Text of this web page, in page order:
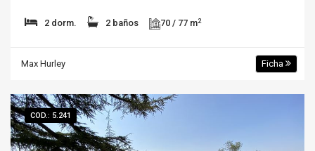
2 dorm. 2 baños 70 / 77 m2
Max Hurley Ficha
COD.: 5.241